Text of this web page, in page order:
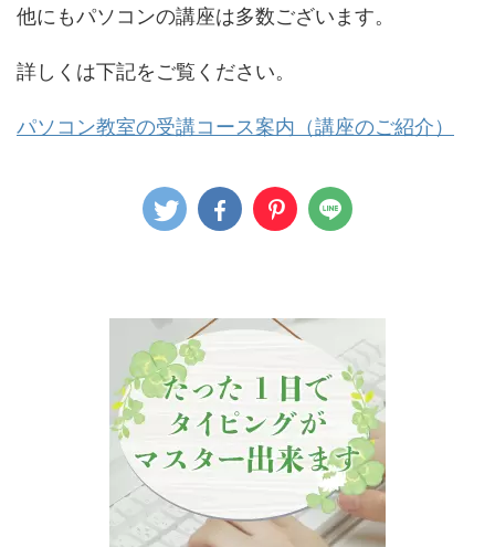
他にもパソコンの講座は多数ございます。
詳しくは下記をご覧ください。
パソコン教室の受講コース案内（講座のご紹介）